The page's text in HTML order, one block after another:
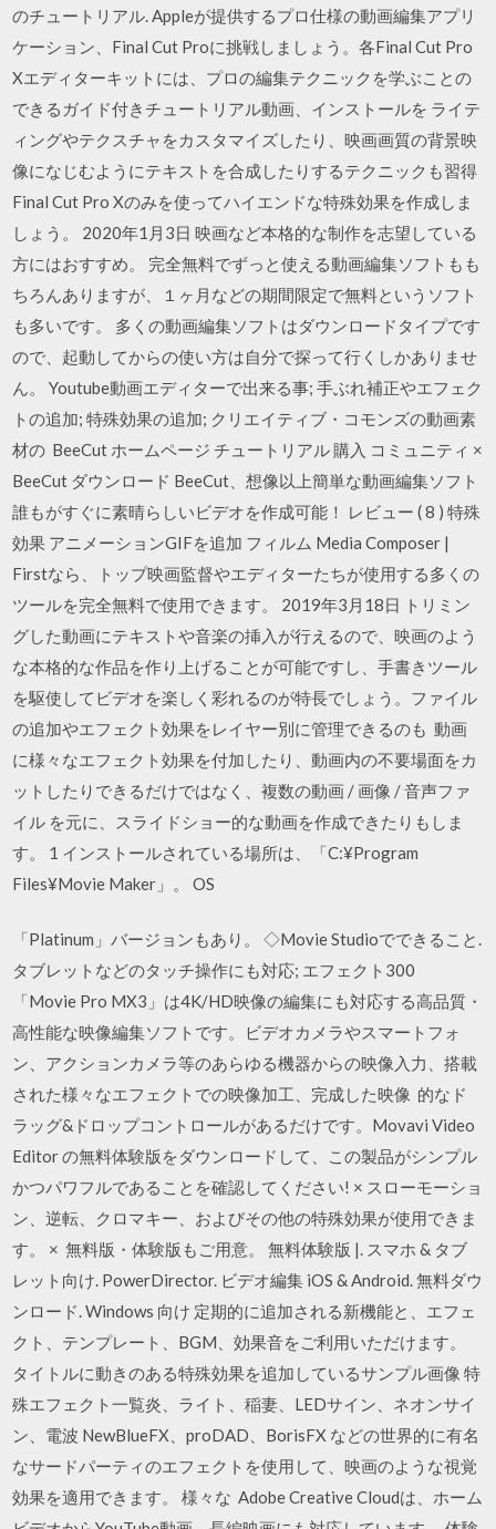
のチュートリアル. Appleが提供するプロ仕様の動画編集アプリ
ケーション、Final Cut Proに挑戦しましょう。各Final Cut Pro
Xエディターキットには、プロの編集テクニックを学ぶことの
できるガイド付きチュートリアル動画、インストールを ライテ
ィングやテクスチャをカスタマイズしたり、映画画質の背景映
像になじむようにテキストを合成したりするテクニックも習得
Final Cut Pro Xのみを使ってハイエンドな特殊効果を作成しま
しょう。 2020年1月3日 映画など本格的な制作を志望している
方にはおすすめ。 完全無料でずっと使える動画編集ソフトもも
ちろんありますが、１ヶ月などの期間限定で無料というソフト
も多いです。 多くの動画編集ソフトはダウンロードタイプです
ので、起動してからの使い方は自分で探って行くしかありませ
ん。 Youtube動画エディターで出来る事; 手ぶれ補正やエフェク
トの追加; 特殊効果の追加; クリエイティブ・コモンズの動画素
材の BeeCut ホームページ チュートリアル 購入 コミュニティ ×
BeeCut ダウンロード BeeCut、想像以上簡単な動画編集ソフト
誰もがすぐに素晴らしいビデオを作成可能！ レビュー ( 8 ) 特殊
効果 アニメーションGIFを追加 フィルム Media Composer |
Firstなら、トップ映画監督やエディターたちが使用する多くの
ツールを完全無料で使用できます。 2019年3月18日 トリミン
グした動画にテキストや音楽の挿入が行えるので、映画のよう
な本格的な作品を作り上げることが可能ですし、手書きツール
を駆使してビデオを楽しく彩れるのが特長でしょう。ファイル
の追加やエフェクト効果をレイヤー別に管理できるのも 動画
に様々なエフェクト効果を付加したり、動画内の不要場面をカ
ットしたりできるだけではなく、複数の動画 / 画像 / 音声ファ
イル を元に、スライドショー的な動画を作成できたりもしま
す。 1 インストールされている場所は、「C:¥Program
Files¥Movie Maker」。 OS
「Platinum」バージョンもあり。 ◇Movie Studioでできること.
タブレットなどのタッチ操作にも対応; エフェクト300
「Movie Pro MX3」は4K/HD映像の編集にも対応する高品質・
高性能な映像編集ソフトです。ビデオカメラやスマートフォ
ン、アクションカメラ等のあらゆる機器からの映像入力、搭載
された様々なエフェクトでの映像加工、完成した映像 的なド
ラッグ&ドロップコントロールがあるだけです。Movavi Video
Editor の無料体験版をダウンロードして、この製品がシンプル
かつパワフルであることを確認してください! × スローモーショ
ン、逆転、クロマキー、およびその他の特殊効果が使用できま
す。 × 無料版・体験版もご用意。 無料体験版 |. スマホ & タブ
レット向け. PowerDirector. ビデオ編集 iOS & Android. 無料ダウ
ンロード. Windows 向け 定期的に追加される新機能と、エフェ
クト、テンプレート、BGM、効果音をご利用いただけます。
タイトルに動きのある特殊効果を追加しているサンプル画像 特
殊エフェクト一覧炎、ライト、稲妻、LEDサイン、ネオンサイ
ン、電波 NewBlueFX、proDAD、BorisFX などの世界的に有名
なサードパーティのエフェクトを使用して、映画のような視覚
効果を適用できます。 様々な Adobe Creative Cloudは、ホーム